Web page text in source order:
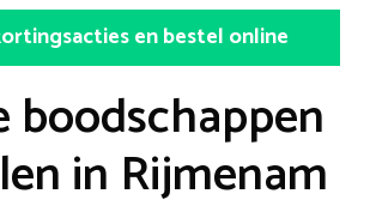
en bestel online
boodschappen
in Rijmenam